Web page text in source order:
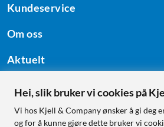
Kundeservice
Om oss
Aktuelt
Følg oss
Hei, slik bruker vi cookies på
Vi hos Kjell & Company ønsker å gi deg
og for å kunne gjøre dette bruker vi